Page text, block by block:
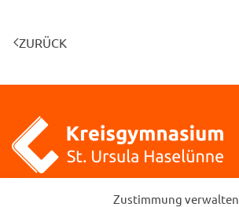
Zustimmung verwalten
ZURÜCK
Kreisgymnasium St. Ursula